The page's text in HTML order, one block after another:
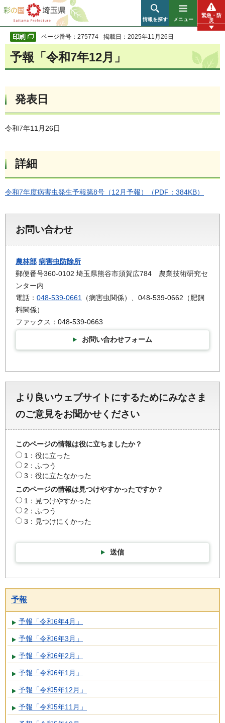
彩の国 埼玉県
情報を探す メニュー
緊急・防
災
ページ番号：275774 掲載日：2025年11月26日
予報「令和7年12月」
発表日
令和7年11月26日
詳細
令和7年度病害虫発生予報第8号（12月予報）（PDF：384KB）
お問い合わせ
農林部 病害虫防除所
郵便番号360-0102 埼玉県熊谷市須賀広784 農業技術研究セ
ンター内
電話： 048-539-0661 （病害虫関係）、048-539-0662（肥飼
料関係）
ファックス：048-539-0663
お問い合わせフォーム
より良いウェブサイトにするためにみなさま
のご意見をお聞かせください
このページの情報は役に立ちましたか？
1：役に立った
2：ふつう
3：役に立たなかった
このページの情報は見つけやすかったですか？
1：見つけやすかった
2：ふつう
3：見つけにくかった
送信
予報
予報「令和6年4月」
予報「令和6年3月」
予報「令和6年2月」
予報「令和6年1月」
予報「令和5年12月」
予報「令和5年11月」